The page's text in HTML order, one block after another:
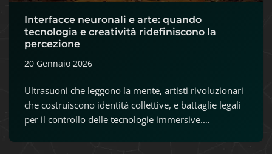
Interfacce neuronali e arte: quando
tecnologia e creatività ridefiniscono la
percezione
20 Gennaio 2026
Ultrasuoni che leggono la mente, artisti rivoluzionari
che costruiscono identità collettive, e battaglie legali
per il controllo delle tecnologie immersive.…